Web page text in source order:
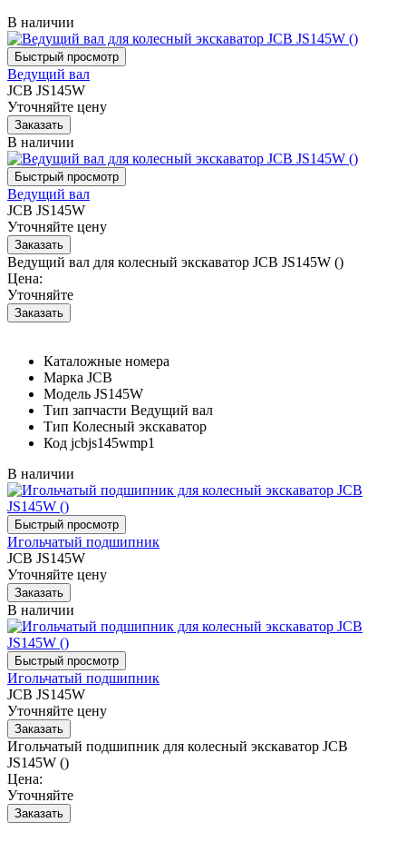
В наличии
Ведущий вал
JCB JS145W
Уточняйте цену
В наличии
Ведущий вал
JCB JS145W
Уточняйте цену
Ведущий вал для колесный экскаватор JCB JS145W ()
Цена:
Уточняйте
Каталожные номера
Марка JCB
Модель JS145W
Тип запчасти Ведущий вал
Тип Колесный экскаватор
Код jcbjs145wmp1
В наличии
Игольчатый подшипник
JCB JS145W
Уточняйте цену
В наличии
Игольчатый подшипник
JCB JS145W
Уточняйте цену
Игольчатый подшипник для колесный экскаватор JCB
JS145W ()
Цена:
Уточняйте